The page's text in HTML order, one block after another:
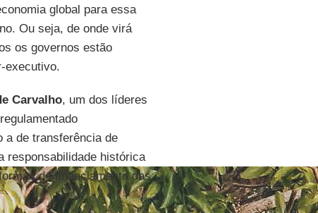
global para essa
Ou seja, de onde virá
os governos estão
executivo.
Carvalho, um dos líderes
a de transferência de
responsabilidade histórica
de financiamento das